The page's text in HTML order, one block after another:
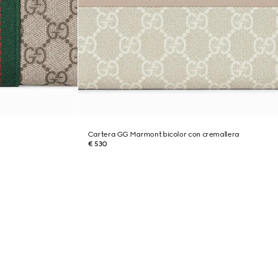
Cartera GG Marmont bicolor con cremallera
€ 530